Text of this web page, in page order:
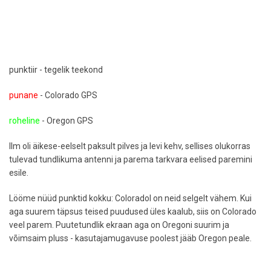
punktiir - tegelik teekond
punane - Colorado GPS
roheline - Oregon GPS
Ilm oli äikese-eelselt paksult pilves ja levi kehv, sellises olukorras
tulevad tundlikuma antenni ja parema tarkvara eelised paremini
esile.
Lööme nüüd punktid kokku: Coloradol on neid selgelt vähem. Kui
aga suurem täpsus teised puudused üles kaalub, siis on Colorado
veel parem. Puutetundlik ekraan aga on Oregoni suurim ja
võimsaim pluss - kasutajamugavuse poolest jääb Oregon peale.